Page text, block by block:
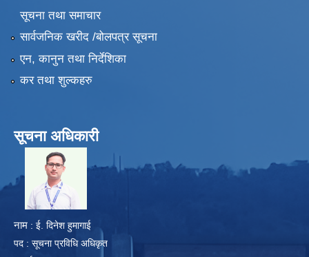
सूचना तथा समाचार
सार्वजनिक खरीद /बोलपत्र सूचना
एन, कानुन तथा निर्देशिका
कर तथा शुल्कहरु
सूचना अधिकारी
​
नाम : ई. दिनेश हुमागाई
पद : सूचना प्रविधि अधिकृत